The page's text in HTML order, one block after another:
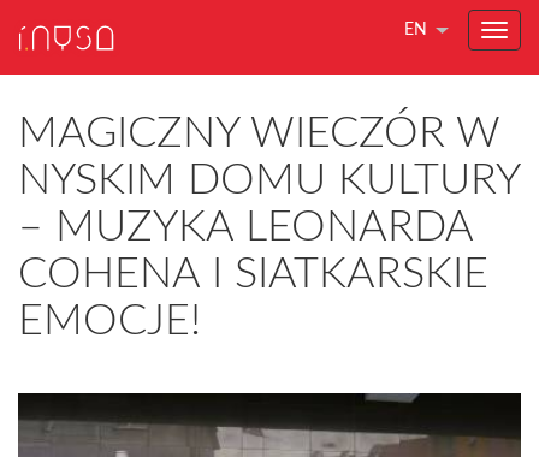
EN
MAGICZNY WIECZÓR W
NYSKIM DOMU KULTURY
– MUZYKA LEONARDA
COHENA I SIATKARSKIE
EMOCJE!